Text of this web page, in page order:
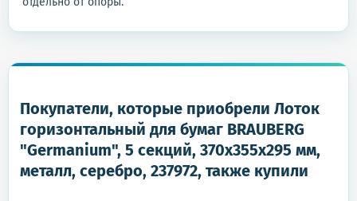
Покупатели, которые приобрели Лоток
горизонтальный для бумаг BRAUBERG
"Germanium", 5 секций, 370х355х295 мм,
металл, серебро, 237972, также купили